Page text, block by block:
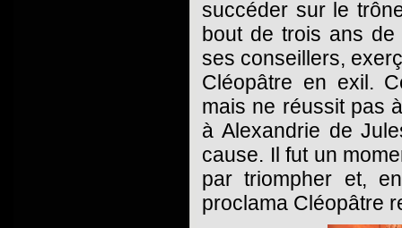
succéder sur le
bout de trois ans de
ses conseillers,
Cléopâtre en exil.
mais ne réussit pas
à Alexandrie de
cause. Il fut un
par triompher et,
proclama Cléopâtre